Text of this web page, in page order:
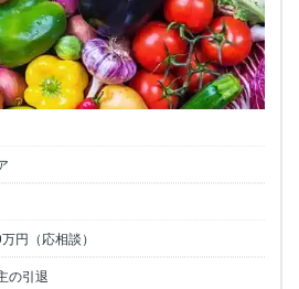
円（応相談）
の引退